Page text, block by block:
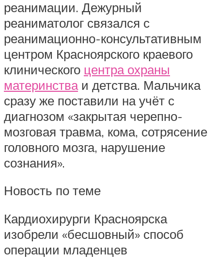
реанимации. Дежурный
реаниматолог связался с
реанимационно-консультативным
центром Красноярского краевого
клинического центра охраны
материнстваи детства. Мальчика
сразу же поставили на учёт с
диагнозом «закрытая черепно-
мозговая травма, кома, сотрясение
головного мозга, нарушение
сознания».
Новость по теме
Кардиохирурги Красноярска
изобрели «бесшовный» способ
операции младенцев